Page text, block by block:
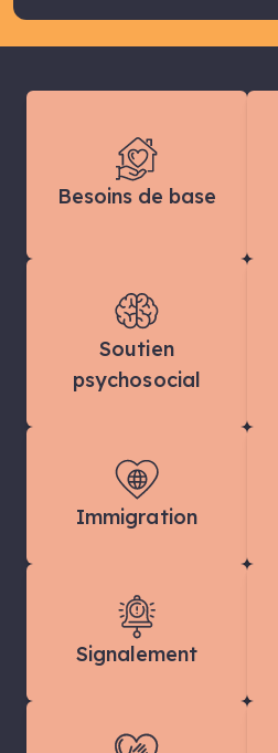
Besoins de base
Soutien
psychosocial
Immigration
Signalement